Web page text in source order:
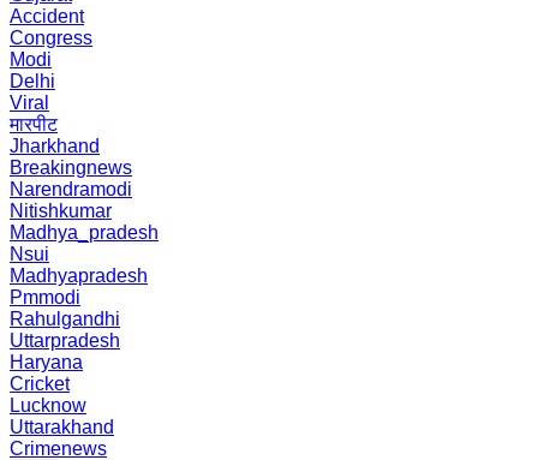
Accident
Congress
Modi
Delhi
Viral
मारपीट
Jharkhand
Breakingnews
Narendramodi
Nitishkumar
Madhya_pradesh
Nsui
Madhyapradesh
Pmmodi
Rahulgandhi
Uttarpradesh
Haryana
Cricket
Lucknow
Uttarakhand
Crimenews